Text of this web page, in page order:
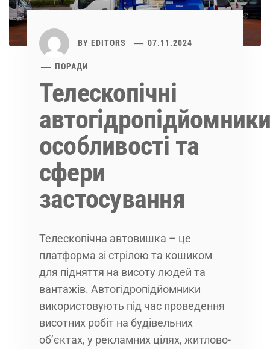
BY EDITORS 07.11.2024
ПОРАДИ
Телескопічні
особливості та
сфери
застосування
Телескопічна автовишка – це
платформа зі стрілою та кошиком
для підняття на висоту людей та
вантажів. Автогідропідйомники
використовують під час проведення
висотних робіт на будівельних
об’єктах, у рекламних цілях, житлово-